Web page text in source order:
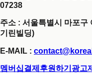
07238
주소 : 서울특별시 마포구
기린빌딩)
E-MAIL :
멤버십결제 후원하기 광고